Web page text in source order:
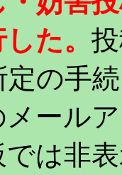
た。
定の手
ール
では非